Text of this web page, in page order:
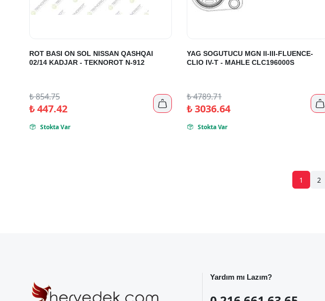
ROT BASI ON SOL NISSAN QASHQAI
02/14 KADJAR - TEKNOROT N-912
₺854.75
₺447.42 
 Stokta Var
YAG SOGUTUCU MGN II-III-FLUENCE-
CLIO IV-T - MAHLE CLC196000S
₺4789.71
₺3036.64 
 Stokta Var
1 2
Yardım mı Lazım?